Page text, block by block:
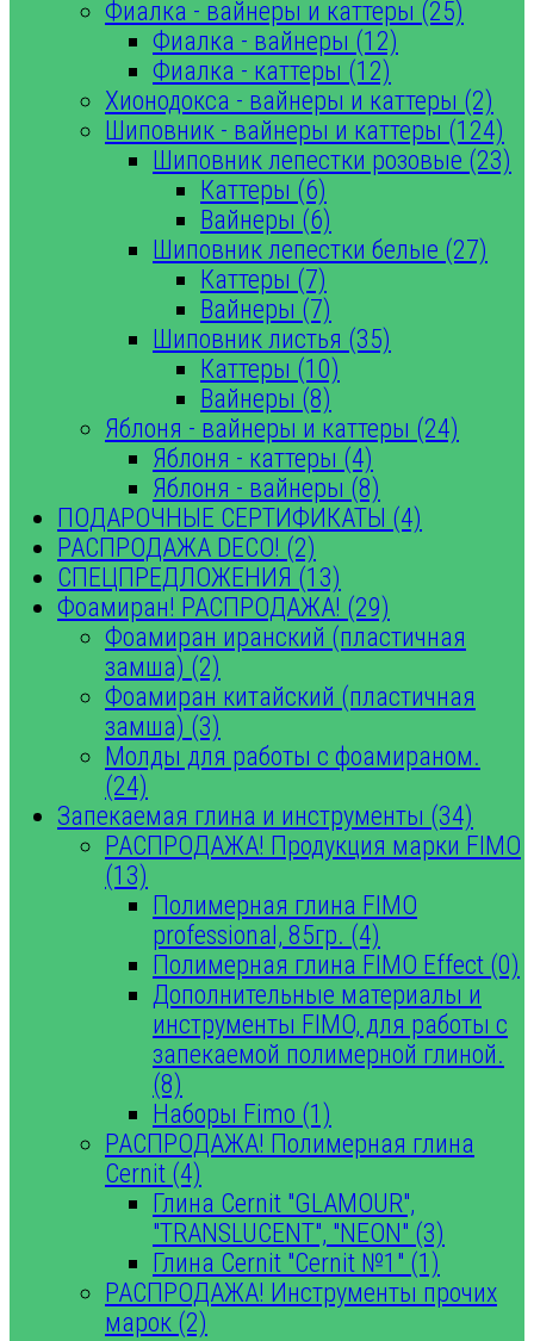
Фиалка - вайнеры и каттеры (25)
Фиалка - вайнеры (12)
Фиалка - каттеры (12)
Хионодокса - вайнеры и каттеры (2)
Шиповник - вайнеры и каттеры (124)
Шиповник лепестки розовые (23)
Каттеры (6)
Вайнеры (6)
Шиповник лепестки белые (27)
Каттеры (7)
Вайнеры (7)
Шиповник листья (35)
Каттеры (10)
Вайнеры (8)
Яблоня - вайнеры и каттеры (24)
Яблоня - каттеры (4)
Яблоня - вайнеры (8)
ПОДАРОЧНЫЕ СЕРТИФИКАТЫ (4)
РАСПРОДАЖА DECO! (2)
СПЕЦПРЕДЛОЖЕНИЯ (13)
Фоамиран! РАСПРОДАЖА! (29)
Фоамиран иранский (пластичная
замша) (2)
Фоамиран китайский (пластичная
замша) (3)
Молды для работы с фоамираном.
(24)
Запекаемая глина и инструменты (34)
РАСПРОДАЖА! Продукция марки FIMO
(13)
Полимерная глина FIMO
professional, 85гр. (4)
Полимерная глина FIMO Effect (0)
Дополнительные материалы и
инструменты FIMO, для работы с
запекаемой полимерной глиной.
(8)
Наборы Fimo (1)
РАСПРОДАЖА! Полимерная глина
Cernit (4)
Глина Cernit "GLAMOUR",
"TRANSLUCENT", "NEON" (3)
Глина Cernit "Cernit №1" (1)
РАСПРОДАЖА! Инструменты прочих
марок (2)